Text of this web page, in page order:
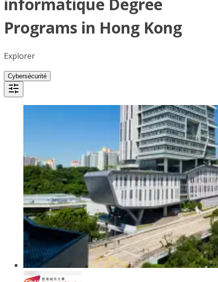
informatique Degree
Programs in Hong Kong
Explorer
Cybersécurité